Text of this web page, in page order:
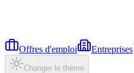
Offres d'emploi Entreprises
Changer le thème